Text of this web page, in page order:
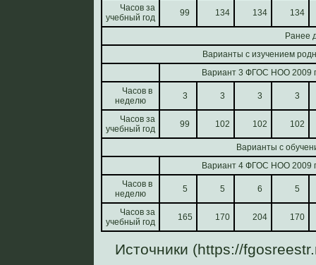
Часов за
учебный год
99 134 134 134
Ранее
Варианты с изучением
Вариант 3 ФГОС НОО 2009
Часов в
неделю
3 3 3 3
Часов за
учебный год
99 102 102 102
Варианты с
Вариант 4 ФГОС НОО 2009
Часов в
неделю
5 5 6 5
Часов за
учебный год
165 170 204 170
Источники (https://